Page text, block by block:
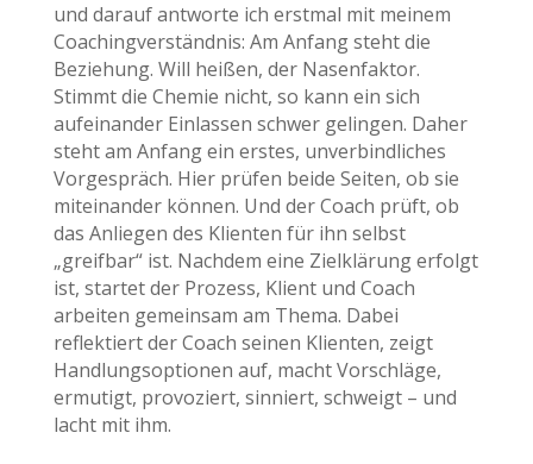
und darauf antworte ich erstmal mit meinem
Coachingverständnis: Am Anfang steht die
Beziehung. Will heißen, der Nasenfaktor.
Stimmt die Chemie nicht, so kann ein sich
aufeinander Einlassen schwer gelingen. Daher
steht am Anfang ein erstes, unverbindliches
Vorgespräch. Hier prüfen beide Seiten, ob sie
miteinander können. Und der Coach prüft, ob
das Anliegen des Klienten für ihn selbst
„greifbar“ ist. Nachdem eine Zielklärung erfolgt
ist, startet der Prozess, Klient und Coach
arbeiten gemeinsam am Thema. Dabei
reflektiert der Coach seinen Klienten, zeigt
Handlungsoptionen auf, macht Vorschläge,
ermutigt, provoziert, sinniert, schweigt – und
lacht mit ihm.